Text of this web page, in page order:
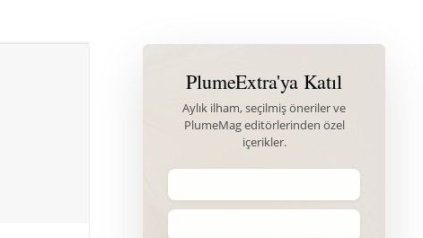
PlumeExtra'ya Katıl
Aylık ilham, seçilmiş öneriler ve
PlumeMag editörlerinden özel
içerikler.